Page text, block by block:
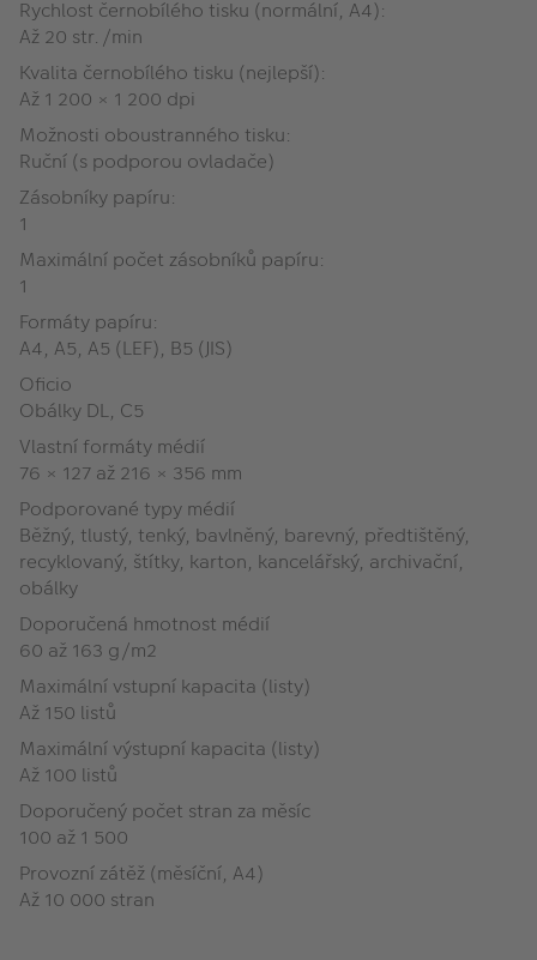
Rychlost černobílého tisku (normální, A4):
Až 20 str./min
Kvalita černobílého tisku (nejlepší):
Až 1 200 × 1 200 dpi
Možnosti oboustranného tisku:
Ruční (s podporou ovladače)
Zásobníky papíru:
1
Maximální počet zásobníků papíru:
1
Formáty papíru:
A4, A5, A5 (LEF), B5 (JIS)
Oficio
Obálky DL, C5
Vlastní formáty médií
76 × 127 až 216 × 356 mm
Podporované typy médií
Běžný, tlustý, tenký, bavlněný, barevný, předtištěný,
recyklovaný, štítky, karton, kancelářský, archivační,
obálky
Doporučená hmotnost médií
60 až 163 g/m2
Maximální vstupní kapacita (listy)
Až 150 listů
Maximální výstupní kapacita (listy)
Až 100 listů
Doporučený počet stran za měsíc
100 až 1 500
Provozní zátěž (měsíční, A4)
Až 10 000 stran